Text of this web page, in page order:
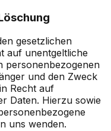
gesetzlichen
auf unentgeltliche
personenbezogenen
und den Zweck
Recht auf
Daten. Hierzu sowie
uns wenden.